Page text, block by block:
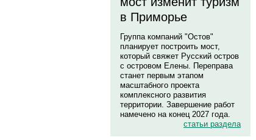
в Приморье
Группа компаний "Остов"
планирует построить мост,
который свяжет Русский остров
с островом Елены. Переправа
станет первым этапом
масштабного проекта
комплексного развития
территории. Завершение работ
намечено на конец 2027 года.
статьи раздела